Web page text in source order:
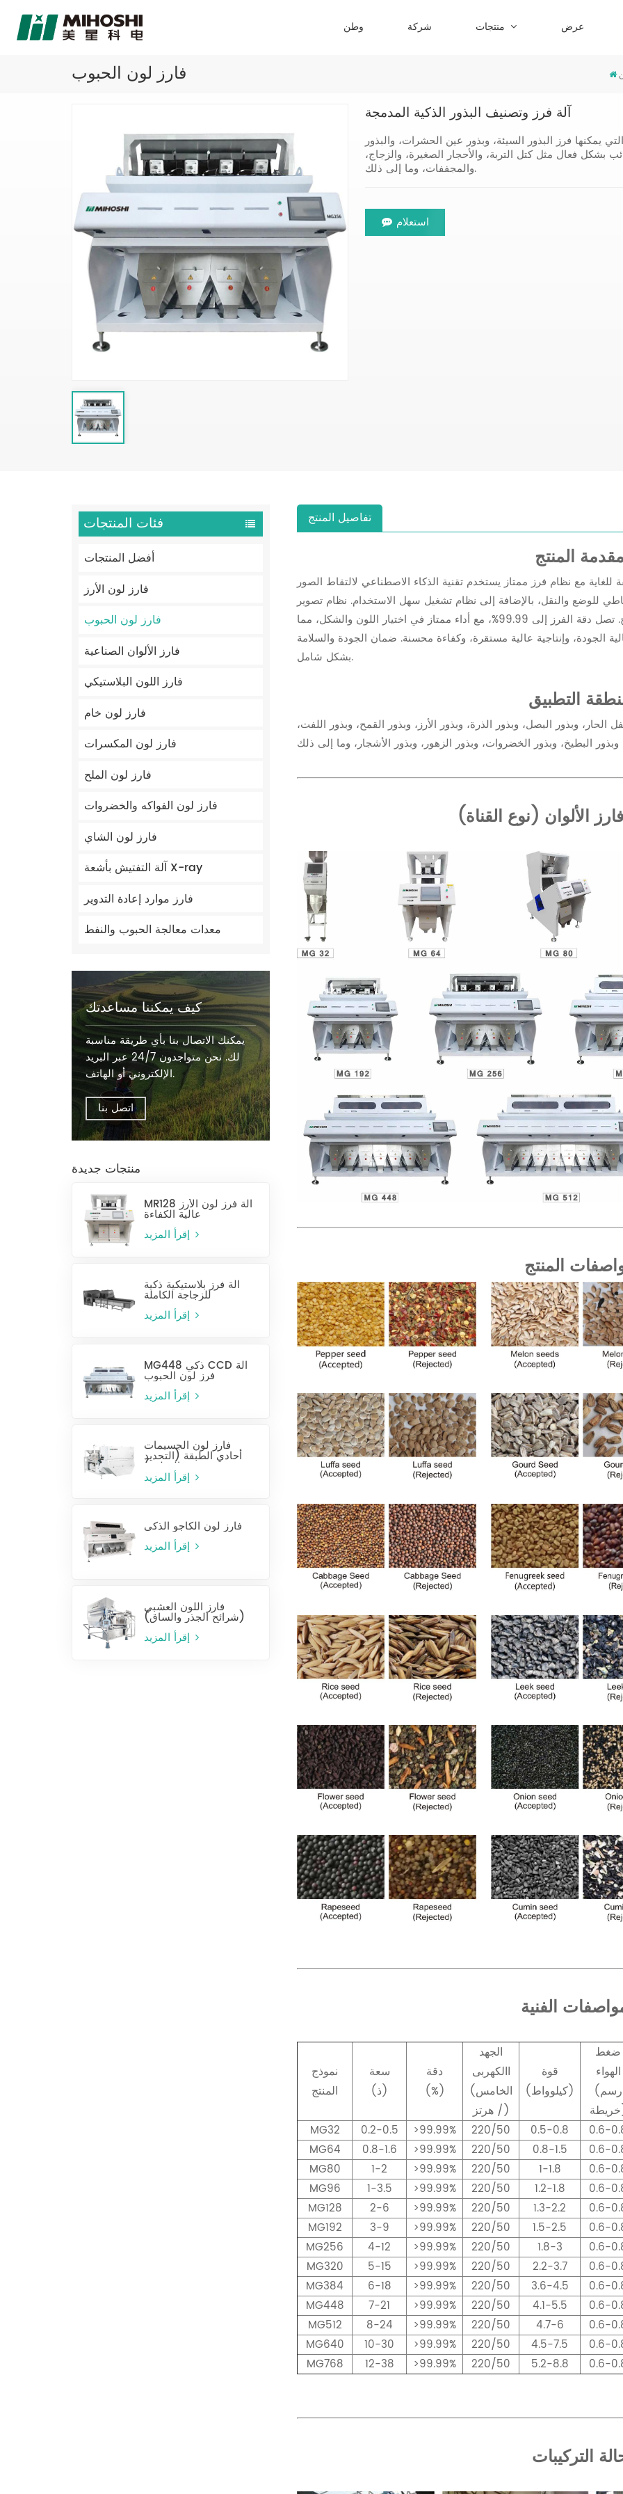
وطن شركة عرض
فارز لون الحبوب
آلة فرز وتصنيف البذور الذكية المدمجة
يمكنها فرز البذور السيئة، وبذور عين الحشرات، والبذور
بشكل فعال مثل كتل التربة، والأحجار الصغيرة، والزجاج،
والمجففات، وما إلى ذلك.
استعلام
فئات المنتجات
أفضل المنتجات
فارز لون الأرز
فارز لون الحبوب
فارز الألوان الصناعية
فارز اللون البلاستيكي
فارز لون خام
فارز لون المكسرات
فارز لون الملح
فارز لون الفواكه والخضروات
فارز لون الشاي
آلة التفتيش بأشعة X-ray
فارز موارد إعادة التدوير
معدات معالجة الحبوب والنفط
كيف يمكننا مساعدتك
يمكنك الاتصال بنا بأي طريقة مناسبة
لك. نحن متواجدون 24/7 عبر البريد
الإلكتروني أو الهاتف.
اتصل بنا
منتجات جديدة
MR128 آلة فرز لون الأرز
عالية الكفاءة
إقرأ المزيد
آلة فرز بلاستيكية ذكية
للزجاجة الكاملة
إقرأ المزيد
MG448 ذكي CCD آلة
فرز لون الحبوب
إقرأ المزيد
فارز لون الجسيمات
أحادي الطبقة (التحديد
الرطب)
إقرأ المزيد
فارز لون الكاجو الذكي
إقرأ المزيد
فارز اللون العشبي
(شرائح الجذر والساق)
إقرأ المزيد
تفاصيل المنتج
المنتج
للغاية مع نظام فرز ممتاز يستخدم تقنية الذكاء الاصطناعي لالتقاط الصور
للوضع والنقل، بالإضافة إلى نظام تشغيل سهل الاستخدام. نظام تصوير
وتعرف بالألوان الكاملة مريح وسريع وعالي الوضوح. تصل دقة الفرز إلى 99.99%، مع أداء ممتاز في اختيار اللون والشكل، مما
الجودة، وإنتاجية عالية مستقرة، وكفاءة محسنة. ضمان الجودة والسلامة
بشكل شامل.
التطبيق
وبذور البصل، وبذور الذرة، وبذور الأرز، وبذور القمح، وبذور اللفت،
الألوان (نوع القناة)
المنتج
الفنية
نموذج
المنتج
سعة
(ذ)
دقة
(%)
الجهد
االكهربى
(الخامس
/ هرتز)
قوة
(كيلوواط)
ضغط
الهواء
(رسم
MG32 0.2-0.5 >99.99% 220/50 0.5-0.8
0.6-
MG64
0.8-1.6 >99.99% 220/50 0.8-1.5
0.6-
MG80
1-2 >99.99% 220/50 1-1.8
0.6-
MG96
1-3.5 >99.99% 220/50 1.2-1.8
0.6-
MG128
2-6 >99.99% 220/50 1.3-2.2
0.6-
MG192
3-9 >99.99% 220/50 1.5-2.5
0.6-
MG256
4-12 >99.99% 220/50 1.8-3
0.6-
MG320
5-15 >99.99% 220/50 2.2-3.7
0.6-
MG384
6-18 >99.99% 220/50 3.6-4.5
0.6-
MG448
7-21 >99.99% 220/50 4.1-5.5
0.6-
MG512
8-24 >99.99% 220/50 4.7-6
0.6-
MG640
10-30 >99.99% 220/50 4.5-7.5
0.6-
MG768
12-38 >99.99% 220/50 5.2-8.8 0.6-
التركيبات